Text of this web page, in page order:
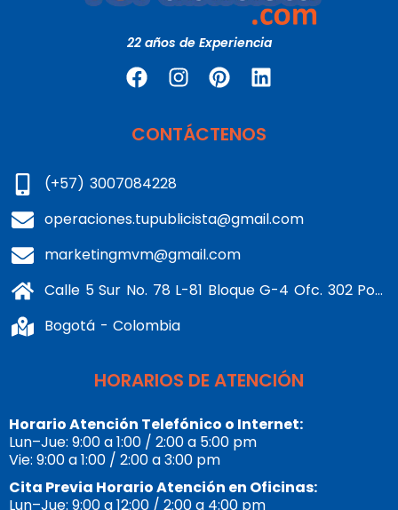
22 años de Experiencia
CONTÁCTENOS
(+57) 3007084228
operaciones.tupublicista@gmail.com
marketingmvm@gmail.com
Calle 5 Sur No. 78 L-81 Bloque G-4 Ofc. 302 Portería 1 Banderas - Kennedy
Bogotá - Colombia
HORARIOS DE ATENCIÓN
Horario Atención Telefónico o Internet:
Lun–Jue: 9:00 a 1:00 / 2:00 a 5:00 pm
Vie: 9:00 a 1:00 / 2:00 a 3:00 pm
Cita Previa Horario Atención en Oficinas:
Lun–Jue: 9:00 a 12:00 / 2:00 a 4:00 pm